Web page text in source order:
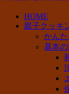
HOME
親子クッキ
かん
基本